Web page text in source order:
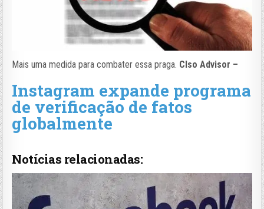
Mais uma medida para combater essa praga. CIso Advisor –
Instagram expande programa
de verificação de fatos
globalmente
Notícias relacionadas: